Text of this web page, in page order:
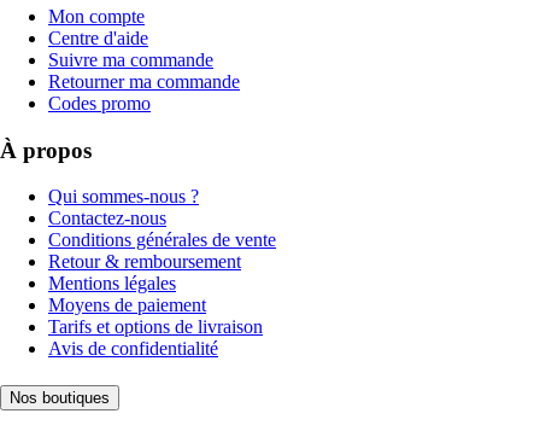
Mon compte
Centre d'aide
Suivre ma commande
Retourner ma commande
Codes promo
À propos
Qui sommes-nous ?
Contactez-nous
Conditions générales de vente
Retour & remboursement
Mentions légales
Moyens de paiement
Tarifs et options de livraison
Avis de confidentialité
Nos boutiques